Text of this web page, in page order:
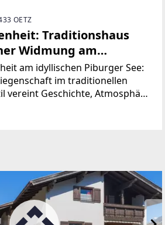
OETZ
Traditionshaus
Widmung am
am idyllischen Piburger See:
im traditionellen
vereint Geschichte, Atmosphäre
Potenzial. Inmitten eines der